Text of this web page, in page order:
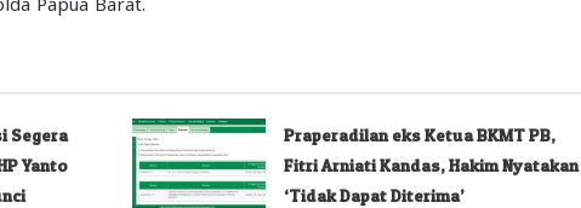
Segera
Yanto
Praperadilan eks Ketua BKMT PB,
Fitri Arniati Kandas, Hakim Nyatakan
‘Tidak Dapat Diterima’